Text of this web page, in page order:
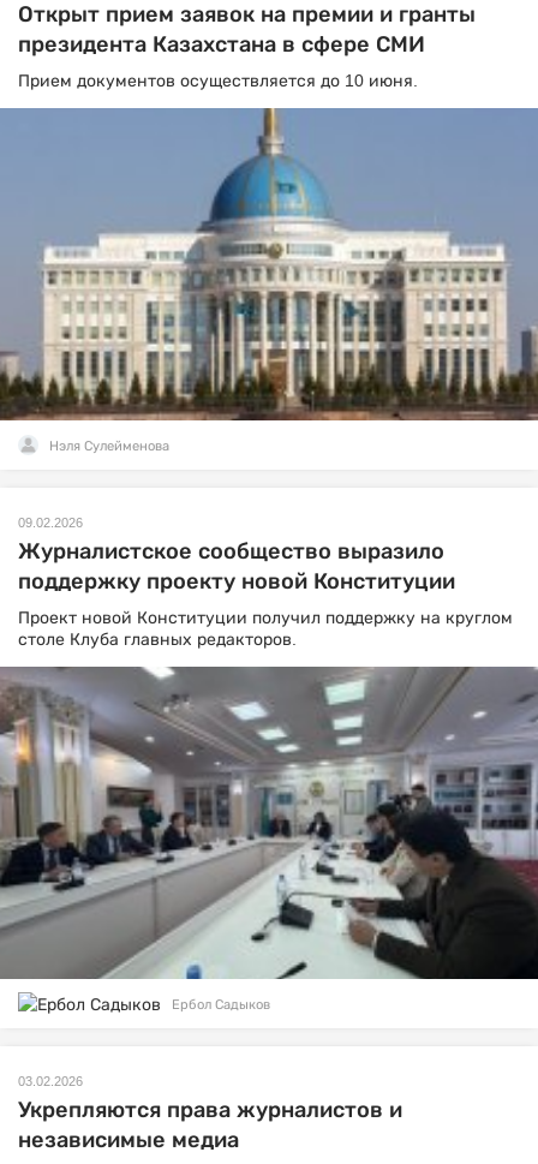
Открыт прием заявок на премии и гранты
президента Казахстана в сфере СМИ
Прием документов осуществляется до 10 июня.
Нэля Сулейменова
09.02.2026
Журналистское сообщество выразило
поддержку проекту новой Конституции
Проект новой Конституции получил поддержку на круглом
столе Клуба главных редакторов.
Ербол Садыков
03.02.2026
Укрепляются права журналистов и
независимые медиа